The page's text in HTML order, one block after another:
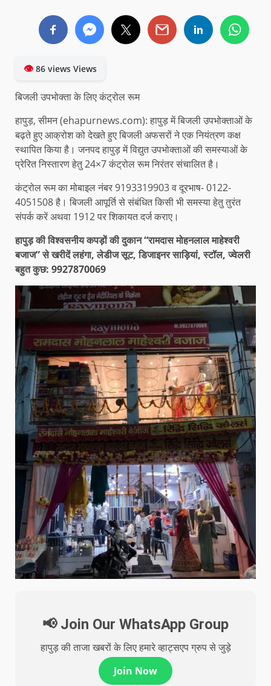
👁86 views Views
बिजली उपभोक्ता के लिए कंट्रोल रूम
हापुड़, सीमन (ehapurnews.com): हापुड़ में बिजली उपभोक्ताओं के
बढ़ते हुए आक्रोश को देखते हुए बिजली अफसरों ने एक नियंत्रण कक्ष
स्थापित किया है। जनपद हापुड़ में विद्युत उपभोक्ताओं की समस्याओं के
प्रेरित निस्तारण हेतु 24×7 कंट्रोल रूम निरंतर संचालित है।
कंट्रोल रूम का मोबाइल नंबर 9193319903 व दूरभाष- 0122-
4051508 है। बिजली आपूर्ति से संबंधित किसी भी समस्या हेतु तुरंत
संपर्क करें अथवा 1912 पर शिकायत दर्ज कराए।
हापुड़ की विश्वसनीय कपड़ों की दुकान “रामदास मोहनलाल माहेश्वरी
बजाज” से खरीदें लहंगा, लेडीज सूट, डिजाइनर साड़ियां, स्टॉल, ज्वेलरी
बहुत कुछ: 9927870069
📢 Join Our WhatsApp Group
हापुड़ की ताजा खबरों के लिए हमारे व्हाट्सएप ग्रुप से जुड़े
Join Now